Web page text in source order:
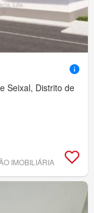
Seixal, Distrito de
IMOBILIÁRIA